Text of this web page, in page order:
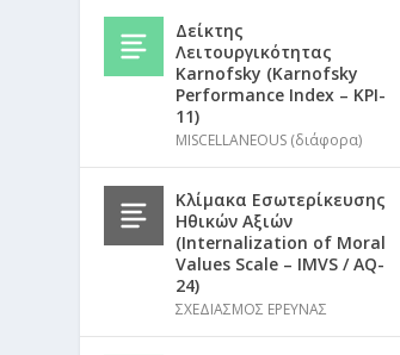
Δείκτης
Λειτουργικότητας
Karnofsky (Karnofsky
Performance Index – KPI-
11)
MISCELLANEOUS (διάφορα)
Κλίμακα Εσωτερίκευσης
Ηθικών Αξιών
(Internalization of Moral
Values Scale – IMVS / AQ-
24)
ΣΧΕΔΙΑΣΜΟΣ ΕΡΕΥΝΑΣ